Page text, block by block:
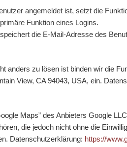
angemeldet ist, setzt die
Funktion eines Logins.
die E-Mail-Adresse des
anders zu lösen ist binden wir die
View, CA 94043, USA, ein.
Maps” des Anbieters Google
die jedoch nicht ohne die
Datenschutzerklärung: https://